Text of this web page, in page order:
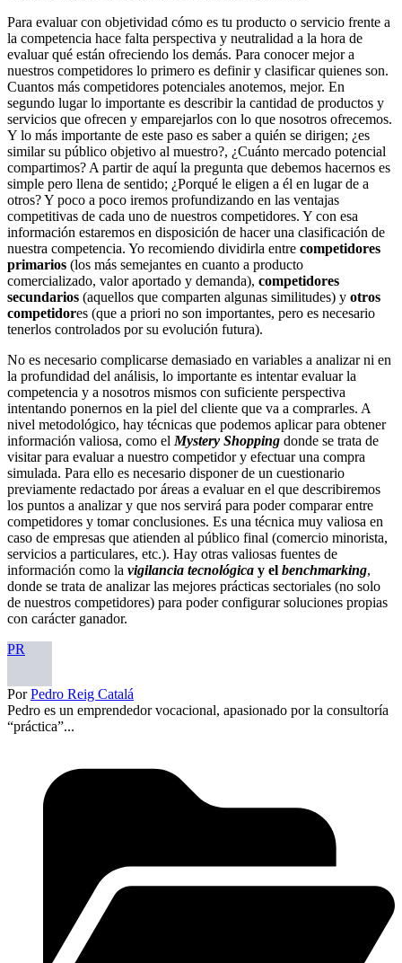
Para evaluar con objetividad cómo es tu producto o servicio frente a
la competencia hace falta perspectiva y neutralidad a la hora de
evaluar qué están ofreciendo los demás. Para conocer mejor a
nuestros competidores lo primero es definir y clasificar quienes son.
Cuantos más competidores potenciales anotemos, mejor. En
segundo lugar lo importante es describir la cantidad de productos y
servicios que ofrecen y emparejarlos con lo que nosotros ofrecemos.
Y lo más importante de este paso es saber a quién se dirigen; ¿es
similar su público objetivo al muestro?, ¿Cuánto mercado potencial
compartimos? A partir de aquí la pregunta que debemos hacernos es
simple pero llena de sentido; ¿Porqué le eligen a él en lugar de a
otros? Y poco a poco iremos profundizando en las ventajas
competitivas de cada uno de nuestros competidores. Y con esa
información estaremos en disposición de hacer una clasificación de
nuestra competencia. Yo recomiendo dividirla entre competidores
primarios (los más semejantes en cuanto a producto
comercializado, valor aportado y demanda), competidores
secundarios (aquellos que comparten algunas similitudes) y otros
competidores (que a priori no son importantes, pero es necesario
tenerlos controlados por su evolución futura).
No es necesario complicarse demasiado en variables a analizar ni en
la profundidad del análisis, lo importante es intentar evaluar la
competencia y a nosotros mismos con suficiente perspectiva
intentando ponernos en la piel del cliente que va a comprarles. A
nivel metodológico, hay técnicas que podemos aplicar para obtener
información valiosa, como el Mystery Shopping donde se trata de
visitar para evaluar a nuestro competidor y efectuar una compra
simulada. Para ello es necesario disponer de un cuestionario
previamente redactado por áreas a evaluar en el que describiremos
los puntos a analizar y que nos servirá para poder comparar entre
competidores y tomar conclusiones. Es una técnica muy valiosa en
caso de empresas que atienden al público final (comercio minorista,
servicios a particulares, etc.). Hay otras valiosas fuentes de
información como la vigilancia tecnológica y el benchmarking,
donde se trata de analizar las mejores prácticas sectoriales (no solo
de nuestros competidores) para poder configurar soluciones propias
con carácter ganador.
PR
PorPedro Reig Catalá
Pedro es un emprendedor vocacional, apasionado por la consultoría
“práctica”...